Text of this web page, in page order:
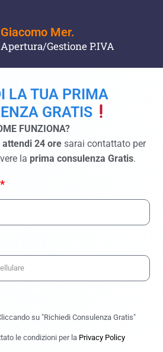
Giacomo Mer.
Apertura/Gestione P.IVA
LA TUA PRIMA
GRATIS
FUNZIONA?
attendi 24 ore sarai contattato per
la prima consulenza Gratis.
su "Richiedi Consulenza Gratis"
le condizioni per la Privacy Policy